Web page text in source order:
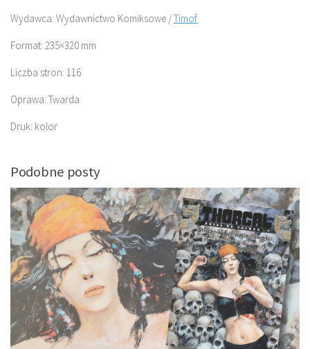
Wydawca: Wydawnictwo Komiksowe /Timof
Format: 235×320 mm
Liczba stron: 116
Oprawa: Twarda
Druk: kolor
Podobne posty